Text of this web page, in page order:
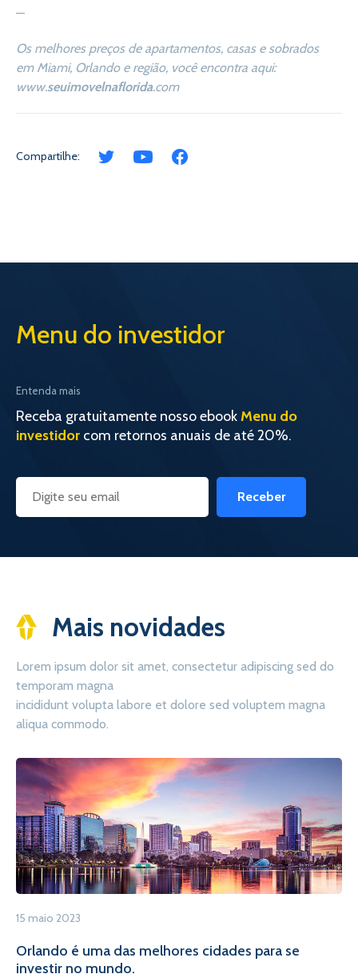
—
Os melhores preços de apartamentos, casas e sobrados
em Miami, Orlando e região, você encontra aqui:
www.seuimovelnaflorida.com
Compartilhe:
Menu do investidor
Entenda mais
Receba gratuitamente nosso ebookMenu do
investidor com retornos anuais de até 20%.
Receber
Mais novidades
Lorem ipsum dolor sit amet, consectetur adipiscing sed do
temporam magna
incididunt volupta labore et dolore sed voluptem magna
aliqua commodo.
15 maio 2023
Orlando é uma das melhores cidades para se
investir no mundo.